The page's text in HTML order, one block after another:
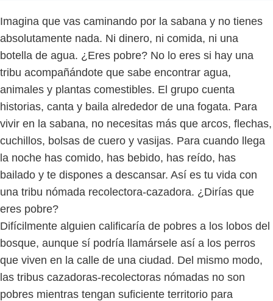
Imagina que vas caminando por la sabana y no tienes
absolutamente nada. Ni dinero, ni comida, ni una
botella de agua. ¿Eres pobre? No lo eres si hay una
tribu acompañándote que sabe encontrar agua,
animales y plantas comestibles. El grupo cuenta
historias, canta y baila alrededor de una fogata. Para
vivir en la sabana, no necesitas más que arcos, flechas,
cuchillos, bolsas de cuero y vasijas. Para cuando llega
la noche has comido, has bebido, has reído, has
bailado y te dispones a descansar. Así es tu vida con
una tribu nómada recolectora-cazadora. ¿Dirías que
eres pobre?
Difícilmente alguien calificaría de pobres a los lobos del
bosque, aunque sí podría llamársele así a los perros
que viven en la calle de una ciudad. Del mismo modo,
las tribus cazadoras-recolectoras nómadas no son
pobres mientras tengan suficiente territorio para